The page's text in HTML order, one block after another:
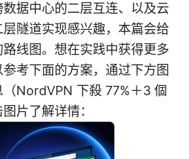
据中心的二层互连、以及云
隧道实现感兴趣，本篇会给
线图。想在实践中获得更多
考下面的方案，通过下方图
NordVPN 下殺 77%＋3 個
片了解详情：